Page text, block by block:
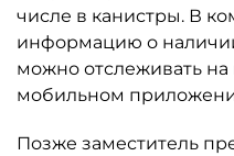
числе в канистры. В
информацию о
можно отслеживать на
мобильном
Позже заместитель